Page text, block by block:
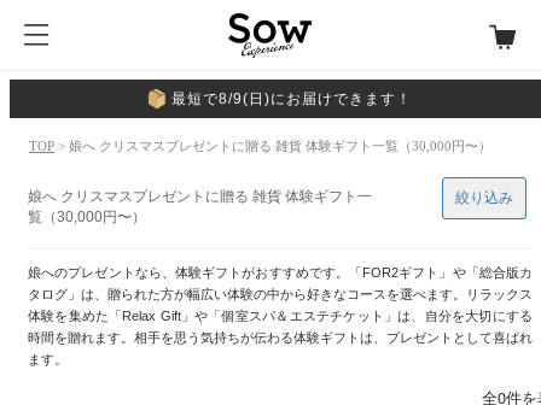
最短で8/9(日)にお届けできます！
TOP > 娘へ クリスマスプレゼントに贈る 雑貨 体験ギフト一覧（30,000円〜）
娘へ クリスマスプレゼントに贈る 雑貨 体験ギフト一
覧（30,000円〜）
娘へのプレゼントなら、体験ギフトがおすすめです。「FOR2ギフト」や「総合版カ
タログ」は、贈られた方が幅広い体験の中から好きなコースを選べます。リラックス
体験を集めた「Relax Gift」や「個室スパ＆エステチケット」は、自分を大切にする
時間を贈れます。相手を思う気持ちが伝わる体験ギフトは、プレゼントとして喜ばれ
ます。
絞り込み
全0件